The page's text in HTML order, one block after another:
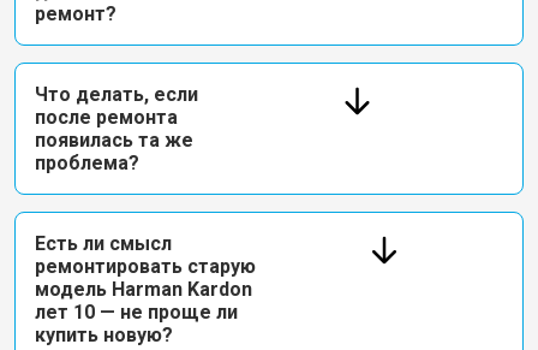
ремонт?
Что делать, если
после ремонта
появилась та же
проблема?
Есть ли смысл
ремонтировать старую
модель Harman Kardon
лет 10 — не проще ли
купить новую?